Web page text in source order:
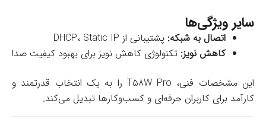
سایر ویژگی‌ها
اتصال به شبکه: پشتیبانی از DHCP، Static IP
کاهش نویز: تکنولوژی کاهش نویز برای بهبود کیفیت صدا
این مشخصات فنی، T58W Pro را به یک انتخاب قدرتمند و
کارآمد برای کاربران حرفه‌ای و کسب‌وکارها تبدیل می‌کند.